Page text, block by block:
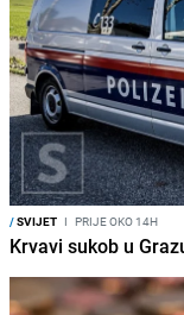
/SVIJET I PRIJE OKO 14H
Krvavi sukob u